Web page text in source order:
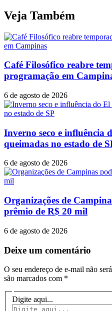
Veja Também
Café Filosófico reabre
programação em
6 de agosto de 2026
Inverno seco e influência
queimadas no estado de
6 de agosto de 2026
Organizações de
prêmio de R$ 20 mil
6 de agosto de 2026
Deixe um comentário
O seu endereço de e-mail não
são marcados com *
Digite aqui...